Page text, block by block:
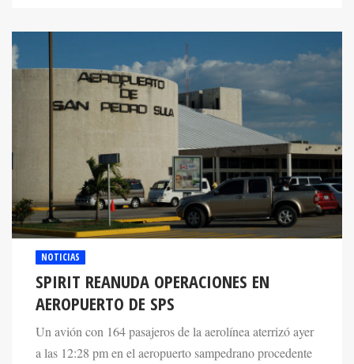
NOTICIAS
SPIRIT REANUDA OPERACIONES EN
AEROPUERTO DE SPS
Un avión con 164 pasajeros de la aerolínea aterrizó ayer
a las 12:28 pm en el aeropuerto sampedrano procedente